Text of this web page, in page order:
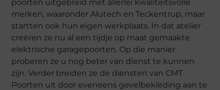
poorten uitgebreid met allerlei kwaliteitsvolle
merken, waaronder Alutech en Teckentrup, maar
startten ook hun eigen werkplaats. In dat atelier
creëren ze nu al een tijdje op maat gemaakte
elektrische garagepoorten. Op die manier
proberen ze u nog beter van dienst te kunnen
zijn. Verder breiden ze de diensten van CMT
Poorten uit door eveneens gevelbekleding aan te